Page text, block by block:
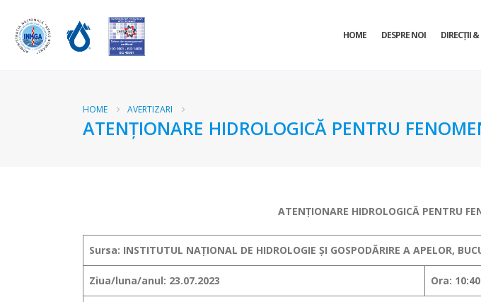
HOME DESPRE NOI DIRECŢII
HOME AVERTIZARI
ATENŢIONARE HIDROLOGICĂ PENTRU
ATENŢIONARE HIDROLOGICĂ PENTRU
Sursa: INSTITUTUL NAȚIONAL DE HIDROLOGIE ȘI GOSPODĂRIRE A APELOR,
Ziua/luna/anul: 23.07.2023 Ora: 10:40